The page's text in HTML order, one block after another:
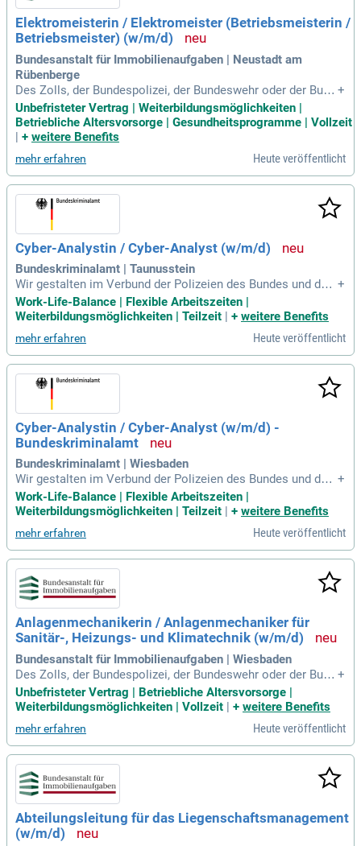
Elektromeisterin / Elektromeister (Betriebsmeisterin /
Betriebsmeister) (w/m/d)
Bundesanstalt für Immobilienaufgaben | Neustadt am
Rübenberge
Des Zolls, der Bundespolizei, der Bundeswehr oder der Bund
esanstalt Technisches Hilfswerk (THW).
+
Unbefristeter Vertrag | Weiterbildungsmöglichkeiten |
Betriebliche Altersvorsorge | Gesundheitsprogramme | Vollzeit
| + weitere Benefits
mehr erfahren Heute veröffentlicht
Cyber-Analystin / Cyber-Analyst (w/m/d)
Bundeskriminalamt | Taunusstein
Wir gestalten im Verbund der Polizeien des Bundes und der
Länder sowie mit den weiteren nationalen und international
en Partnern die Bekämpfung von Cybercrime auf nationaler
und internationaler Ebene und fokussieren uns bei der Krimi
nalitätsbekämpfung
+
Work-Life-Balance | Flexible Arbeitszeiten |
Weiterbildungsmöglichkeiten | Teilzeit | + weitere Benefits
mehr erfahren Heute veröffentlicht
Cyber-Analystin / Cyber-Analyst (w/m/d) -
Bundeskriminalamt
Bundeskriminalamt | Wiesbaden
Wir gestalten im Verbund der Polizeien des Bundes und der
Länder sowie mit den weiteren nationalen und international
en Partnern die Bekämpfung von Cybercrime auf nationaler
nalitätsbekämpfung
+
Work-Life-Balance | Flexible Arbeitszeiten |
Weiterbildungsmöglichkeiten | Teilzeit
+ weitere Benefits
mehr erfahren Heute veröffentlicht
Anlagenmechanikerin / Anlagenmechaniker für
Sanitär-, Heizungs- und Klimatechnik (w/m/d)
Bundesanstalt für Immobilienaufgaben | Wiesbaden
Des Zolls, der Bundespolizei, der Bundeswehr oder der Bund
esanstalt Technisches Hilfswerk (THW).
+
Unbefristeter Vertrag | Betriebliche Altersvorsorge |
Weiterbildungsmöglichkeiten | Vollzeit | + weitere Benefits
mehr erfahren Heute veröffentlicht
Abteilungsleitung für das Liegenschaftsmanagement
(w/m/d)